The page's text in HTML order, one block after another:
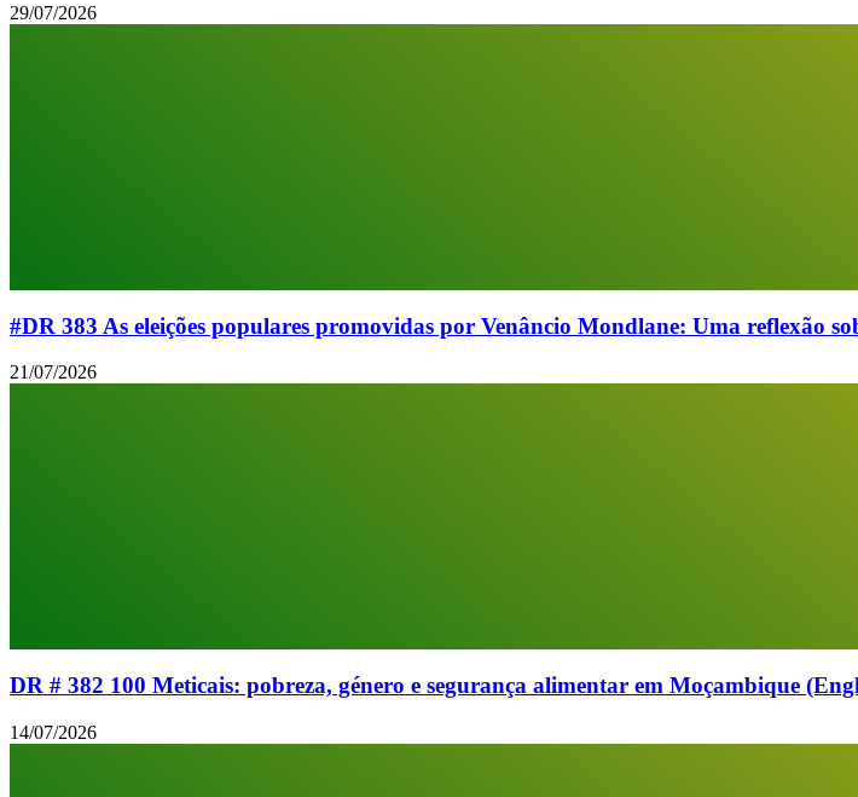
29/07/2026
#DR 383 As eleições populares promovidas por Venâncio Mondlane: Uma reflexão
21/07/2026
DR # 382 100 Meticais: pobreza, género e segurança alimentar em Moçambique
14/07/2026